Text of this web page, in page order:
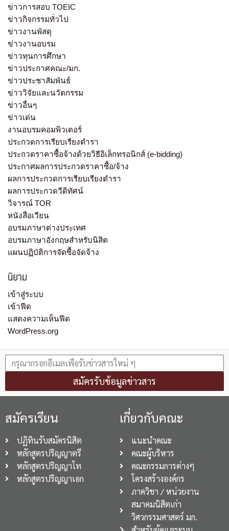
ข่าวการสอบ TOEIC
ข่าวกิจกรรมทั่วไป
ข่าวงานพัสดุ
ข่าวงานอบรม
ข่าวทุนการศึกษา
ข่าวประกาศคณะ/มก.
ข่าวประชาสัมพันธ์
ข่าววิจัยและนวัตกรรม
ข่าวอื่นๆ
ข่าวเด่น
งานอบรมคอมพิวเตอร์
ประกวดการเรียบเรียงตำรา
ประกวดราคาซื้อจ้างด้วยวิธีอิเล็กทรอนิกส์ (e-bidding)
ประกาศผลการประกวดราคาซื้อ/จ้าง
ผลการประกวดการเรียบเรียงตำรา
ผลการประกวดวีดิทัศน์
วิจารณ์ TOR
หนังสือเวียน
อบรมภาษาต่างประเทศ
อบรมภาษาอังกฤษสำหรับนิสิต
แผนปฏิบัติการจัดซื้อจัดจ้าง
นิยาม
เข้าสู่ระบบ
เข้าฟีด
แสดงความเห็นฟีด
WordPress.org
สมัครรับข้อมูลข่าวสาร
สมัครเรียน
ปฏิทินรับสมัครนิสิต
หลักสูตรปริญญาตรี
หลักสูตรปริญญาโท
หลักสูตรปริญญาเอก
เกี่ยวกับคณะ
แนะนำคณะ
คณะผู้บริหาร
คณะกรรมการต่างๆ
โครงสร้างองค์กร
ภาควิชา / หน่วยงาน
สมาคมนิสิตเก่า
วิศวกรรมศาสตร์ มก.